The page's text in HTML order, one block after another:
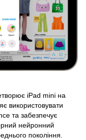
iPad mini на
використовувати
та забезпечує
нейронний
покоління.